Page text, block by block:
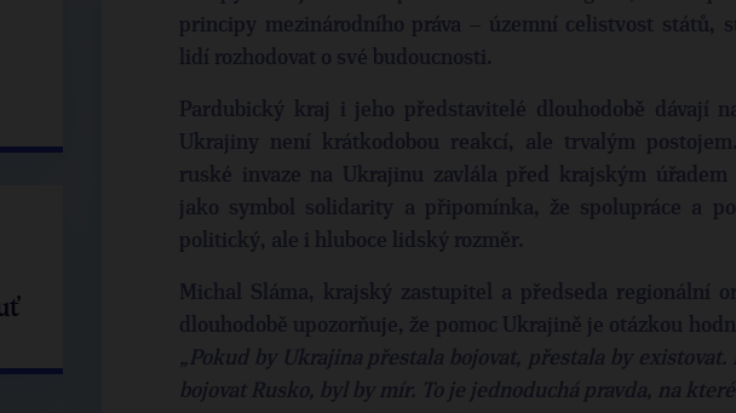
principy mezinárodního práva – územní celistvost států,
lidí rozhodovat o své budoucnosti.
Pardubický kraj i jeho představitelé dlouhodobě dávají
Ukrajiny není krátkodobou reakcí, ale trvalým
ruské invaze na Ukrajinu zavlála před krajským
jako symbol solidarity a připomínka, že spolupráce a
politický, ale i hluboce lidský rozměr.
Michal Sláma, krajský zastupitel a předseda regionální
dlouhodobě upozorňuje, že pomoc Ukrajině je otázkou
„Pokud by Ukrajina přestala bojovat, přestala by existovat.
bojovat Rusko, byl by mír. To je jednoduchá pravda, na